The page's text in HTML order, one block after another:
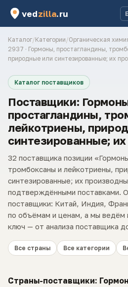
vedzilla.ru
Каталог/Категории/Органическая
2937 · Гормоны, простагландины,
природные или синтезированные; их
Каталог поставщиков
Поставщики:
простагландины,
лейкотриены,
синтезированные;
32 поставщика позиции
тромбоксаны и лейкотриены,
синтезированные; их
подтверждёнными поставками.
поставщики: Китай, Индия,
по объёмам и ценам, а мы ведём
ключ — от анализа поставщика
Все страны Все категории
Страны-поставщики: